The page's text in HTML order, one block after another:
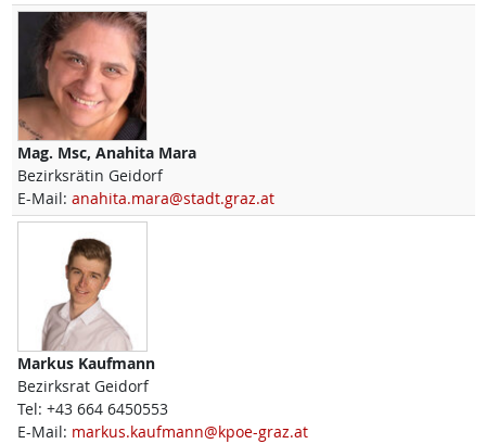
Mag. Msc, Anahita Mara
Bezirksrätin Geidorf
E-Mail: anahita.mara@stadt.graz.at
Markus Kaufmann
Bezirksrat Geidorf
Tel: +43 664 6450553
E-Mail: markus.kaufmann@kpoe-graz.at